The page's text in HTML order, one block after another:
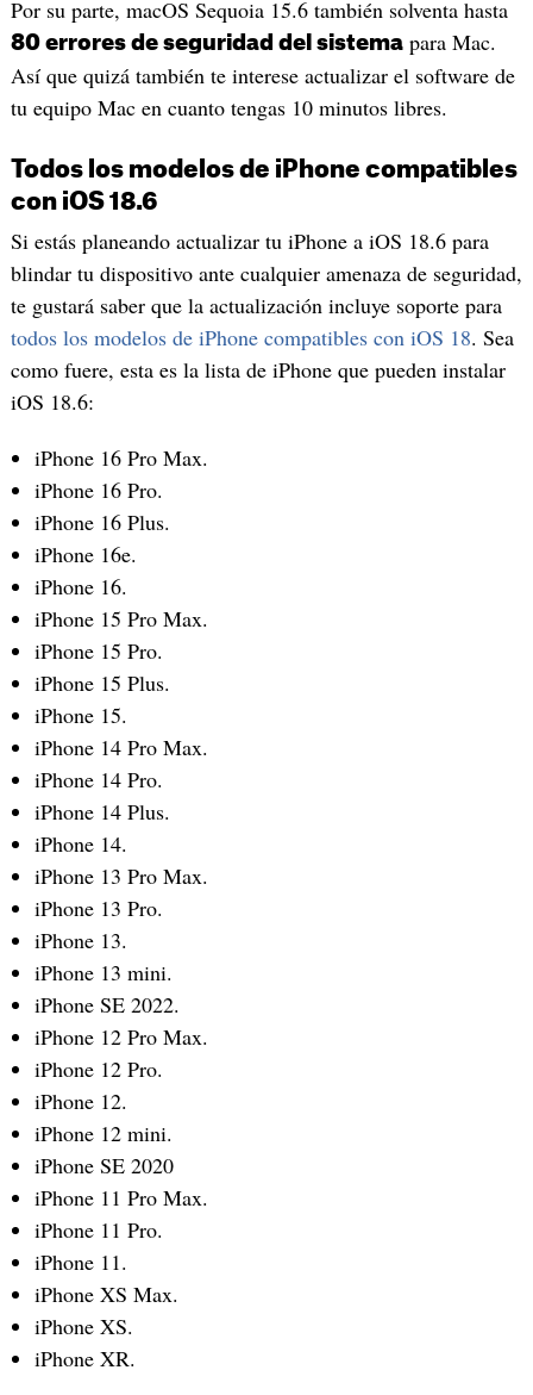
Por su parte, macOS Sequoia 15.6 también solventa hasta
80 errores de seguridad del sistemapara Mac.
Así que quizá también te interese actualizar el software de
tu equipo Mac en cuanto tengas 10 minutos libres.
Todos los modelos de iPhone compatibles
con iOS 18.6
Si estás planeando actualizar tu iPhone a iOS 18.6 para
blindar tu dispositivo ante cualquier amenaza de seguridad,
te gustará saber que la actualización incluye soporte para
todos los modelos de iPhone compatibles con iOS 18. Sea
como fuere, esta es la lista de iPhone que pueden instalar
iOS 18.6:
iPhone 16 Pro Max.
iPhone 16 Pro.
iPhone 16 Plus.
iPhone 16e.
iPhone 16.
iPhone 15 Pro Max.
iPhone 15 Pro.
iPhone 15 Plus.
iPhone 15.
iPhone 14 Pro Max.
iPhone 14 Pro.
iPhone 14 Plus.
iPhone 14.
iPhone 13 Pro Max.
iPhone 13 Pro.
iPhone 13.
iPhone 13 mini.
iPhone SE 2022.
iPhone 12 Pro Max.
iPhone 12 Pro.
iPhone 12.
iPhone 12 mini.
iPhone SE 2020
iPhone 11 Pro Max.
iPhone 11 Pro.
iPhone 11.
iPhone XS Max.
iPhone XS.
iPhone XR.